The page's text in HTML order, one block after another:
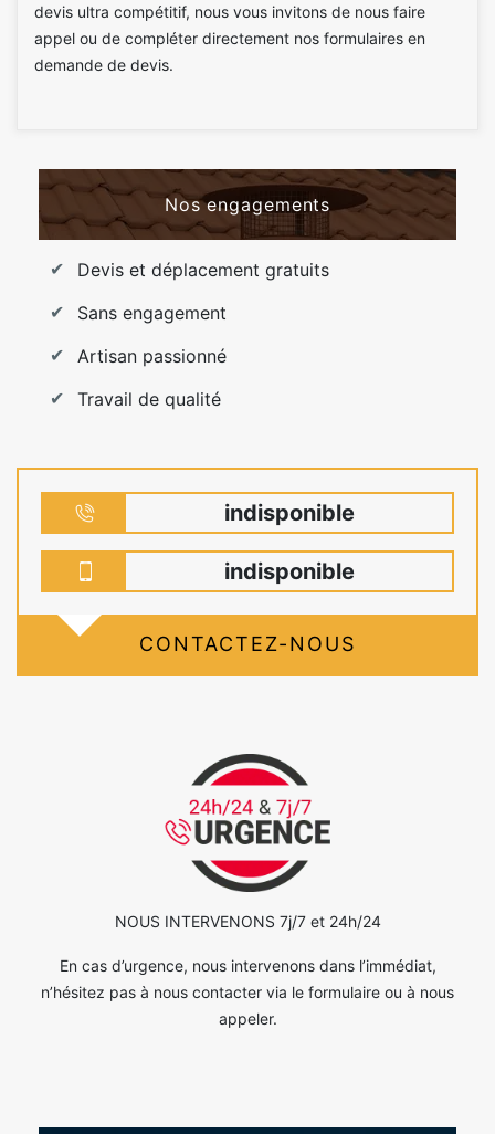
devis ultra compétitif, nous vous invitons de nous faire
appel ou de compléter directement nos formulaires en
demande de devis.
Nos engagements
Devis et déplacement gratuits
Sans engagement
Artisan passionné
Travail de qualité
indisponible
indisponible
CONTACTEZ-NOUS
NOUS INTERVENONS 7j/7 et 24h/24
En cas d’urgence, nous intervenons dans l’immédiat,
n’hésitez pas à nous contacter via le formulaire ou à nous
appeler.